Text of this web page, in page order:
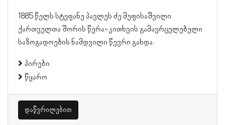
1885 წელს სტეფანე პავლეს ძე მეფისაშვილი
ქართველთა შორის წერა-კითხვის გამავრცელებელი
საზოგადოების ნამდვილი წევრი გახდა.
პირები
წყარო
დაწვრილებით